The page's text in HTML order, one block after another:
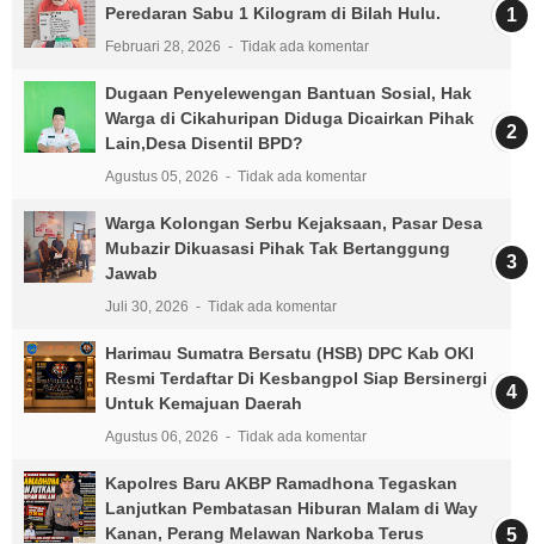
Peredaran Sabu 1 Kilogram di Bilah Hulu.
Februari 28, 2026 Tidak ada komentar
Dugaan Penyelewengan Bantuan Sosial, Hak
Warga di Cikahuripan Diduga Dicairkan Pihak
Lain,Desa Disentil BPD?
Agustus 05, 2026 Tidak ada komentar
Warga Kolongan Serbu Kejaksaan, Pasar Desa
Mubazir Dikuasasi Pihak Tak Bertanggung
Jawab
Juli 30, 2026 Tidak ada komentar
Harimau Sumatra Bersatu (HSB) DPC Kab OKI
Resmi Terdaftar Di Kesbangpol Siap Bersinergi
Untuk Kemajuan Daerah
Agustus 06, 2026 Tidak ada komentar
Kapolres Baru AKBP Ramadhona Tegaskan
Lanjutkan Pembatasan Hiburan Malam di Way
Kanan, Perang Melawan Narkoba Terus